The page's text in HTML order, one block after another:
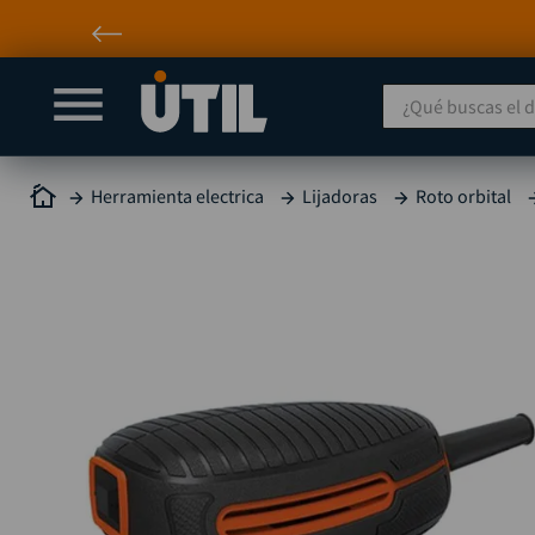
¿Qué buscas el día
Herramienta electrica Lijadoras Roto orbital